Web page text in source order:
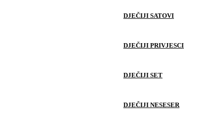
DJEČIJI SATOVI
DJEČIJI PRIVJESCI
DJEČIJI SET
DJEČIJI NESESER